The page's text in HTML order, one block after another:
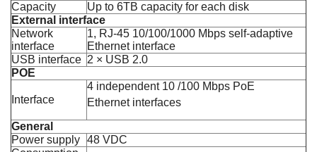
Capacity
Up to 6TB capacity for each disk
External interface
Network
interface
1, RJ-45 10/100/1000 Mbps self-adaptive
Ethernet interface
USB interface 2 × USB 2.0
POE
Interface
4 independent 10 /100 Mbps PoE
Ethernet interfaces
General
Power supply 48 VDC